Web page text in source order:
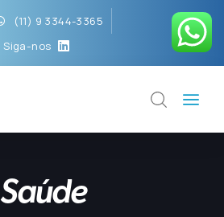
(11) 9 3344-3365
Siga-nos
Saúde